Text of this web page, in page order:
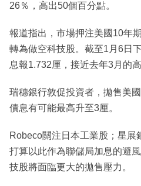
26％，高出50個百分點。
報道指出，市場押注美國10年
轉為做空科技股。截至1月6日
息報1.732厘，接近去年3月的高
瑞穗銀行敦促投資者，拋售美
債息有可能最高升至3厘。
Robeco關注日本工業股；星展
打算以此作為聯儲局加息的避
技股將面臨更大的拋售壓力。